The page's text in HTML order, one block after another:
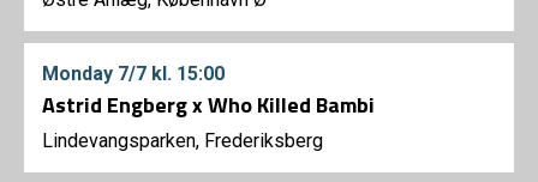
Monday 7/7 kl. 15:00
Astrid Engberg x Who Killed Bambi
Lindevangsparken, Frederiksberg